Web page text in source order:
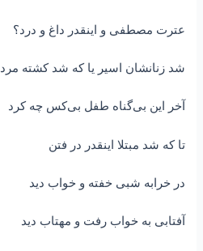
عترت مصطفی و اینقدر داغ و درد؟
شد زنانشان اسیر یا که شد کشته مرد
آخر این بی‌گناه طفل بی‌کس چه کرد
تا که شد مبتلا اینقدر در فتن
در خرابه شبی خفته و خواب دید
آفتابی به خواب رفت و مهتاب دید